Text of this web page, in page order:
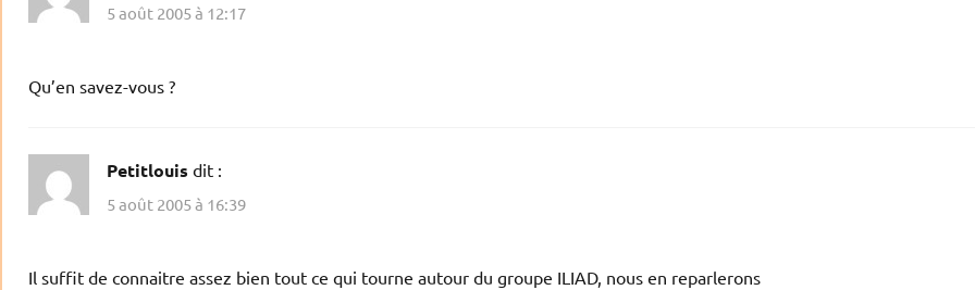
5 août 2005 à 12:17
Qu’en savez-vous ?
Petitlouis dit :
5 août 2005 à 16:39
Il suffit de connaitre assez bien tout ce qui tourne autour du groupe ILIAD, nous en reparlerons